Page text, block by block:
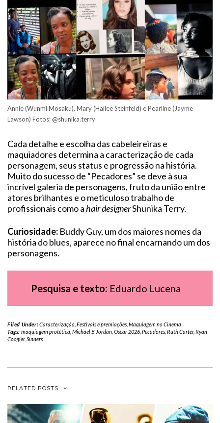
Annie (Wunmi Mosaku), Mary (Hailee Steinfeld) e Pearline (Jayme
Lawson) Fotos: @shunika.terry
Cada detalhe e escolha das cabeleireiras e
maquiadores determina a caracterização de cada
personagem, seus status e progressão na história.
Muito do sucesso de “Pecadores” se deve à sua
incrível galeria de personagens, fruto da união entre
atores brilhantes e o meticuloso trabalho de
profissionais como ahair designerShunika Terry.
Curiosidade: Buddy Guy, um dos maiores nomes da
história do blues, aparece no final encarnando um dos
personagens.
Pesquisa e texto: Eduardo Lucena
Filed Under:Caracterização, Festivais e premiações, Maquiagem no Cinema
Tags: maquiagem protética Michael B Jordan, Oscar 2026, Pecadores, Ruth Carter, Ryan
Coogler, Sinners
RELATED POSTS